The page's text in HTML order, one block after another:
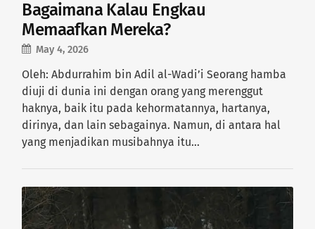
Bagaimana Kalau Engkau
Memaafkan Mereka?
May 4, 2026
Oleh: Abdurrahim bin Adil al-Wadi’i Seorang hamba
diuji di dunia ini dengan orang yang merenggut
haknya, baik itu pada kehormatannya, hartanya,
dirinya, dan lain sebagainya. Namun, di antara hal
yang menjadikan musibahnya itu…